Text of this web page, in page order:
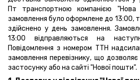
Пт транспортною компанією
замовлення було оформлене до 13:00,
здійснено у день замовлення.
13:00 відправляються на
Повідомлення з номером ТТН
замовлення перевізнику, що
застосунку або на сайті "Нової пошти".